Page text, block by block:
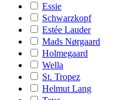
Essie
Schwarzkopf
Estée Lauder
Mads Nørgaard
Holmegaard
Wella
St. Tropez
Helmut Lang